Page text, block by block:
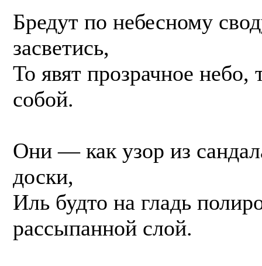
Бредут по небесному
засветись,
То явят прозрачное небо,
собой.
Они — как узор из
доски,
Иль будто на гладь
рассыпанной слой.